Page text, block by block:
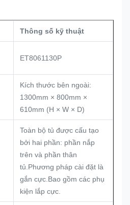
Thông số kỹ thuật
ET8061130P
Kích thước bên ngoài:
1300mm × 800mm ×
610mm (H × W × D)
Toàn bộ tủ được cấu tạo
bởi hai phần: phần nắp
trên và phần thân
tủ.Phương pháp cài đặt là
gắn cực.Bao gồm các phụ
kiện lắp cực.